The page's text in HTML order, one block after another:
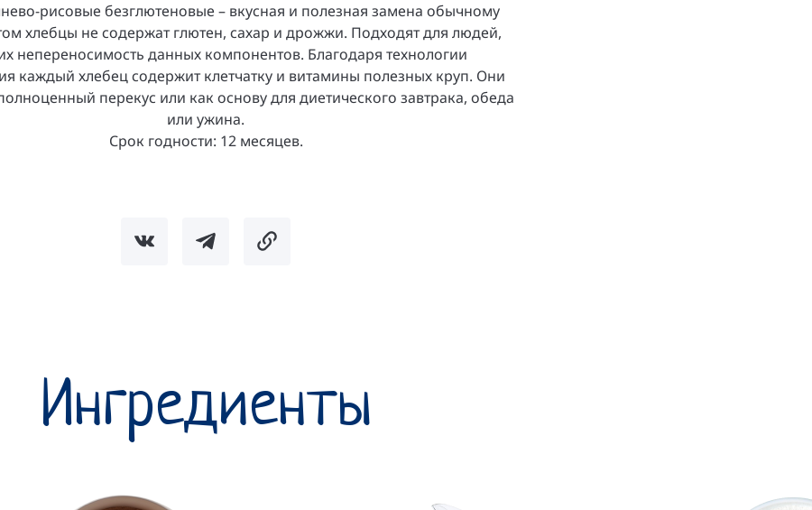
рисовые безглютеновые – вкусная и полезная замена обычному
хлебцы не содержат глютен, сахар и дрожжи. Подходят для людей,
непереносимость данных компонентов. Благодаря технологии
каждый хлебец содержит клетчатку и витамины полезных круп. Они
перекус или как основу для диетического завтрака, обеда
или ужина.
Срок годности: 12 месяцев.
Ингредиенты